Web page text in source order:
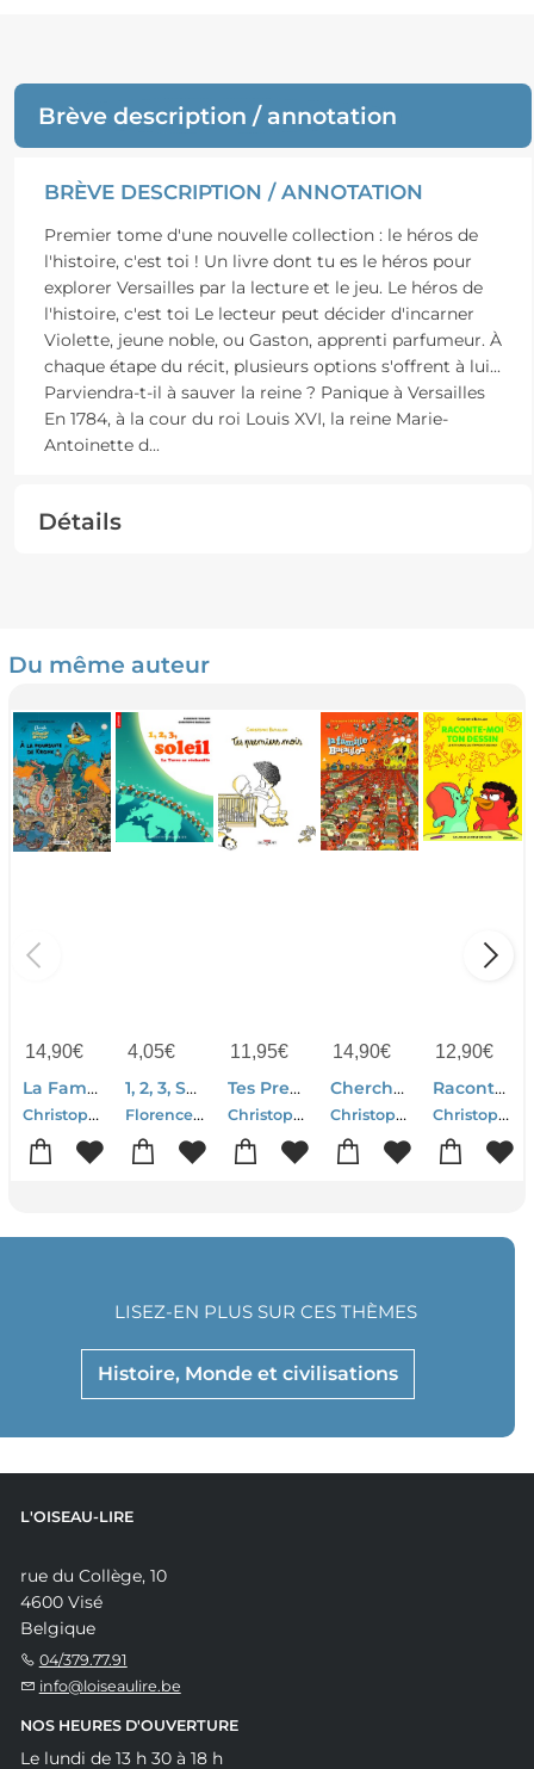
Brève description / annotation
BRÈVE DESCRIPTION / ANNOTATION
Premier tome d'une nouvelle collection : le héros de
l'histoire, c'est toi ! Un livre dont tu es le héros pour
explorer Versailles par la lecture et le jeu. Le héros de
l'histoire, c'est toi Le lecteur peut décider d'incarner
Violette, jeune noble, ou Gaston, apprenti parfumeur. À
chaque étape du récit, plusieurs options s'offrent à lui...
Parviendra-t-il à sauver la reine ? Panique à Versailles
En 1784, à la cour du roi Louis XVI, la reine Marie-
Antoinette d...
Détails
Du même auteur
14,90€
La Famille Bataillon A La Poursuite De Kronk
Christophe Bataillon
4,05€
1, 2, 3, Soleil ; La Terre Se Rechauffe
Florence Thinard-Christophe Bataillon
11,95€
Tes Premiers Mois
Christophe Bataillon
14,90€
Cherche La Famille Bataillon
Christophe Bataillon
12,90€
Raconte-moi Ton Dessin ; Le Petit Manuel Qui T'apprend A Dessiner
Christophe Bataillon
Histoire, Monde et civilisations
LISEZ-EN PLUS SUR CES THÈMES
L'OISEAU-LIRE
rue du Collège, 10
4600 Visé
Belgique
04/379.77.91
info@loiseaulire.be
NOS HEURES D'OUVERTURE
Le lundi de 13 h 30 à 18 h